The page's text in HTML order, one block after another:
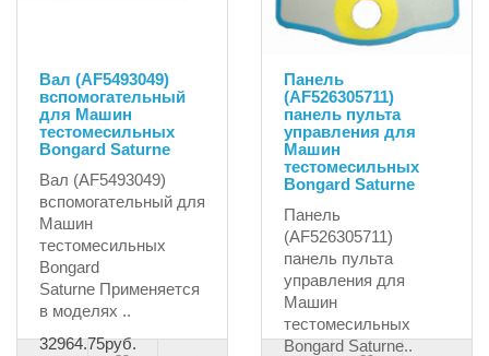
Вал (AF5493049)
вспомогательный
для Машин
тестомесильных
Bongard Saturne
Вал (AF5493049)
вспомогательный для
Машин
тестомесильных
Bongard
Saturne Применяется
в моделях ..
32964.75руб.
Панель
(AF526305711)
панель пульта
управления для
Машин
тестомесильных
Bongard Saturne
Панель
(AF526305711)
панель пульта
управления для
Машин
тестомесильных
Bongard Saturne..